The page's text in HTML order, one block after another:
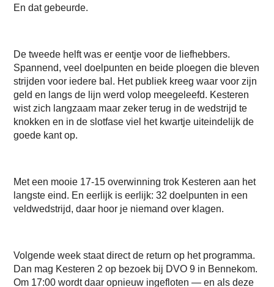
En dat gebeurde.
De tweede helft was er eentje voor de liefhebbers.
Spannend, veel doelpunten en beide ploegen die bleven
strijden voor iedere bal. Het publiek kreeg waar voor zijn
geld en langs de lijn werd volop meegeleefd. Kesteren
wist zich langzaam maar zeker terug in de wedstrijd te
knokken en in de slotfase viel het kwartje uiteindelijk de
goede kant op.
Met een mooie 17-15 overwinning trok Kesteren aan het
langste eind. En eerlijk is eerlijk: 32 doelpunten in een
veldwedstrijd, daar hoor je niemand over klagen.
Volgende week staat direct de return op het programma.
Dan mag Kesteren 2 op bezoek bij DVO 9 in Bennekom.
Om 17:00 wordt daar opnieuw ingefloten — en als deze